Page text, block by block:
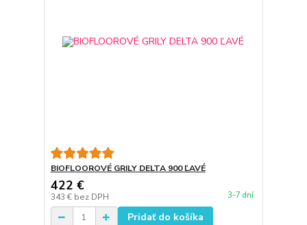
BIOFLOOROVÉ GRILY DELTA 900 ĽAVÉ
422 €
343 € bez DPH 3-7 dní
Pridať do košíka